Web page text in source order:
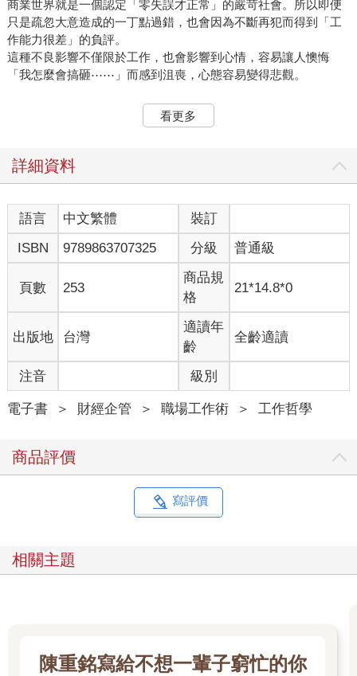
商業世界就是一個認定「零失誤才正常」的嚴苛社會。所以即便
只是疏忽大意造成的一丁點過錯，也會因為不斷再犯而得到「工
作能力很差」的負評。
這種不良影響不僅限於工作，也會影響到心情，容易讓人懊悔
「我怎麼會搞砸⋯⋯」而感到沮喪，心態容易變得悲觀。
這本書的主旨，就是「讓總在無意間犯錯的人，脫胎換骨變得再
範失誤。
現在開始，你的目標就是「零失誤」。
只要不再失誤，就會有一大堆好處。
首先，會少做很多白工，可以準時回家不加班。
你會因為零失誤而受到信任，改善與主管、同事、客戶的關係，
獲得有價值的工作、被交辦自己想做的任務。
如此一來，工作變得更有趣，你就會產生自信，「我要繼續加
油」的動力也會提高。
下班後與假日的私人時間也能過得很充實，數不盡的幸福會降臨
在你身上。
那麼，就容著者我自我介紹一下。我平常專為商務人士舉辦「預
多失誤和失敗。
我大學畢業後的第一份工作，是在保險公司做了9年3個月的文書
工作。我剛進公司時頻頻失誤，遭人取笑是「失誤部長」，甚至
貼上「工作能力太差」的標籤，把我轉調去其他部門。
看」（笑）。
看更多
詳細資料
語言 中文繁體
裝訂
ISBN
9789863707325 分級 普通級
頁數 253
商品規
格
21*14.8*0
出版地 台灣
適讀年
齡
全齡適讀
注音 級別
電子書 ＞ 財經企管 ＞ 職場工作術 ＞ 工作哲學
商品評價
寫評價
相關主題
陳重銘寫給不想一輩子窮忙的你